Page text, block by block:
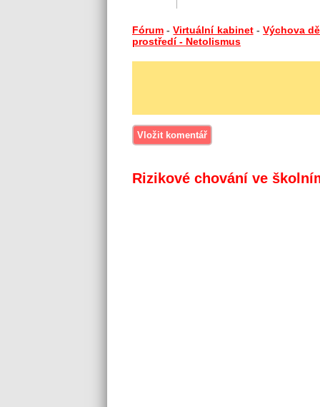
Fórum -Virtuální kabinet-Výchova
prostředí - Netolismus
Rizikové chování ve